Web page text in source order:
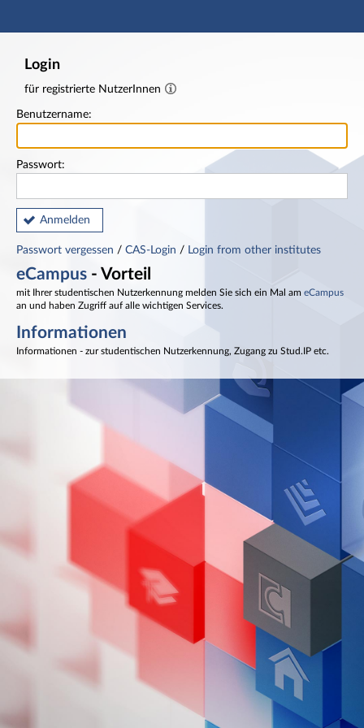
Hauptnavigation
Login
für registrierte NutzerInnen
Benutzername:
Passwort:
Anmelden
Passwort vergessen / CAS-Login / Login from other institutes
eCampus - Vorteil
mit Ihrer studentischen Nutzerkennung melden Sie sich ein Mal am eCampus
an und haben Zugriff auf alle wichtigen Services.
Informationen
Informationen - zur studentischen Nutzerkennung, Zugang zu Stud.IP etc.